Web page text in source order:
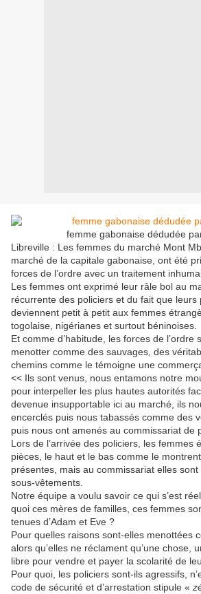
femme gabonaise dédudée
Libreville : Les femmes du marché Mont
marché de la capitale gabonaise, ont été
forces de l’ordre avec un traitement
Les femmes ont exprimé leur râle bol au
récurrente des policiers et du fait que leurs
deviennent petit à petit aux femmes
togolaise, nigérianes et surtout béninoises.
Et comme d’habitude, les forces de l’ordre
menotter comme des sauvages, des
chemins comme le témoigne une
<< Ils sont venus, nous entamons notre
pour interpeller les plus hautes autorités
devenue insupportable ici au marché, ils
encerclés puis nous tabassés comme des
puis nous ont amenés au commissariat de
Lors de l’arrivée des policiers, les femmes
pièces, le haut et le bas comme le
présentes, mais au commissariat elles
sous-vêtements.
Notre équipe a voulu savoir ce qui s’est
quoi ces mères de familles, ces femmes
tenues d’Adam et Eve ?
Pour quelles raisons sont-elles menottées
alors qu’elles ne réclament qu’une chose,
libre pour vendre et payer la scolarité de
Pour quoi, les policiers sont-ils agressifs,
code de sécurité et d’arrestation stipule «